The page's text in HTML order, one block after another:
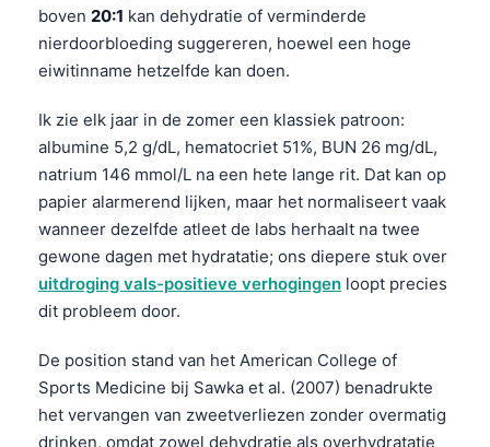
boven 20:1 kan dehydratie of verminderde
nierdoorbloeding suggereren, hoewel een hoge
eiwitinname hetzelfde kan doen.
Ik zie elk jaar in de zomer een klassiek patroon:
albumine 5,2 g/dL, hematocriet 51%, BUN 26 mg/dL,
natrium 146 mmol/L na een hete lange rit. Dat kan op
papier alarmerend lijken, maar het normaliseert vaak
wanneer dezelfde atleet de labs herhaalt na twee
gewone dagen met hydratatie; ons diepere stuk over
uitdroging vals-positieve verhogingen loopt precies
dit probleem door.
De position stand van het American College of
Sports Medicine bij Sawka et al. (2007) benadrukte
het vervangen van zweetverliezen zonder overmatig
drinken, omdat zowel dehydratie als overhydratatie